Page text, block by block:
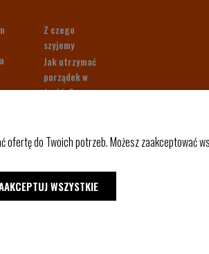
Z czego
szyjemy
Jak utrzymać
porządek w
torbie?
plecak do
Shaka
Blog
ofertę do Twoich potrzeb. Możesz
WSZYSTKIE